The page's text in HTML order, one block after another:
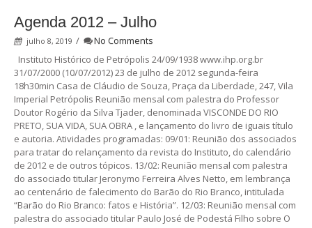
Agenda 2012 – Julho
julho 8, 2019 /
No Comments
Instituto Histórico de Petrópolis 24/09/1938 www.ihp.org.br
31/07/2000 (10/07/2012) 23 de julho de 2012 segunda-feira
18h30min Casa de Cláudio de Souza, Praça da Liberdade, 247, Vila
Imperial Petrópolis Reunião mensal com palestra do Professor
Doutor Rogério da Silva Tjader, denominada VISCONDE DO RIO
PRETO, SUA VIDA, SUA OBRA , e lançamento do livro de iguais título
e autoria. Atividades programadas: 09/01: Reunião dos associados
para tratar do relançamento da revista do Instituto, do calendário
de 2012 e de outros tópicos. 13/02: Reunião mensal com palestra
do associado titular Jeronymo Ferreira Alves Netto, em lembrança
ao centenário de falecimento do Barão do Rio Branco, intitulada
“Barão do Rio Branco: fatos e História”. 12/03: Reunião mensal com
palestra do associado titular Paulo José de Podestá Filho sobre O